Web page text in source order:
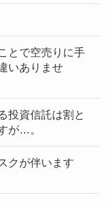
とで空売りに手
いありませ
投資信託は割と
が…。
クが伴います